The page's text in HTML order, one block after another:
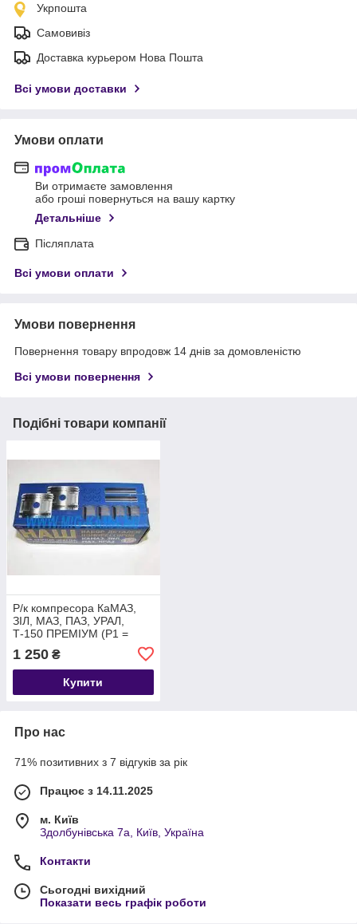
Укрпошта
Самовивіз
Доставка курьером Нова Пошта
Всі умови доставки
Умови оплати
Ви отримаєте замовлення
або гроші повернуться на вашу картку
Детальніше
Післяплата
Всі умови оплати
Умови повернення
Повернення товару впродовж 14 днів за домовленістю
Всі умови повернення
Подібні товари компанії
Р/к компресора КаМАЗ,
ЗІЛ, МАЗ, ПАЗ, УРАЛ,
Т-150 ПРЕМІУМ (Р1 =
60,4 мм, 2- циліндрового)
5320-3509015
1 250 ₴
Купити
Про нас
71% позитивних з 7 відгуків за рік
Працює з 14.11.2025
м. Київ
Здолбунівська 7а, Київ, Україна
Контакти
Сьогодні вихідний
Показати весь графік роботи